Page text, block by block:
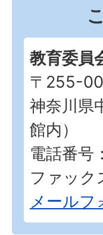
教育委員
〒255-
神奈川県
館内）
電話番
ファッ
メールフ